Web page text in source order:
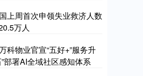
上周首次申领失业救济人数
万人
科物业官宣“五好+”服务升
部署AI全域社区感知体系